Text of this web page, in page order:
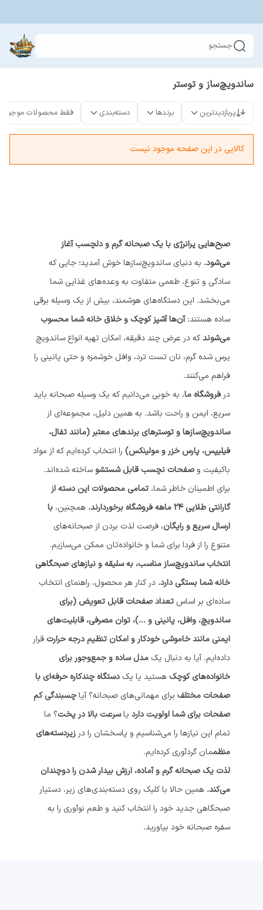
جستجو
ساندویچ‌ساز و توستر
پربازدیدترین برندها دسته‌بندی فقط محصولات موجود
کالایی در این صفحه موجود نیست
صبح‌هایی پرانرژی با یک صبحانه گرم و دلچسب آغاز
می‌شود. به دنیای ساندویچ‌سازها خوش آمدید؛ جایی که
سادگی و تنوع، طعمی متفاوت به وعده‌های غذایی شما
می‌بخشد. این دستگاه‌های هوشمند، بیش از یک وسیله برقی
ساده هستند:آن‌ها آشپز کوچک و خلاق خانه شما محسوب
می‌شوندکه در عرض چند دقیقه، امکان تهیه انواع ساندویچ
پرس شده گرم، نان تست ترد، وافل خوشمزه و حتی پانینی را
فراهم می‌کنند.
درفروشگاه ما، به خوبی می‌دانیم که یک وسیله صبحانه باید
سریع، ایمن و راحت باشد. به همین دلیل، مجموعه‌ای از
ساندویچ‌سازها و توسترهای برندهای معتبر (مانند تفال،
فیلیپس، پارس خزر و مولینکس) را انتخاب کرده‌ایم که از مواد
باکیفیت و صفحات نچسب قابل شستشو ساخته شده‌اند.
برای اطمینان خاطر شما، تمامی محصولات این دسته از
گارانتی طلایی ۲۴ ماهه فروشگاه برخوردارند.
همچنین، با
ارسال سریع و رایگان، فرصت لذت بردن از صبحانه‌های
متنوع را از فردا برای شما و خانواده‌تان ممکن می‌سازیم.
انتخاب ساندویچ‌ساز مناسب، به سلیقه و نیازهای صبحگاهی
خانه شما بستگی دارد. در کنار هر محصول، راهنمای انتخاب
ساده‌ای بر اساس تعداد صفحات قابل تعویض (برای
ساندویچ، وافل، پانینی و ...)، توان مصرفی، قابلیت‌های
ایمنی مانند خاموشی خودکار و امکان تنظیم درجه حرارت قرار
داده‌ایم. آیا به دنبال یک مدل ساده و جمع‌وجور برای
خانواده‌های کوچک هستید یا یک دستگاه چندکاره حرفه‌ای با
صفحات مختلف برای مهمانی‌های صبحانه؟ آیاچسبندگی کم
صفحات برای شما اولویت دارد یاسرعت بالا در پخت؟ ما
تمام این نیازها را می‌شناسیم و پاسخشان را در زیردسته‌های
منظممان گردآوری کرده‌ایم.
لذت یک صبحانه گرم و آماده، ارزش بیدار شدن را دوچندان
می‌کند. همین حالا با کلیک روی دسته‌بندی‌های زیر، دستیار
صبحگاهی جدید خود را انتخاب کنید و طعم نوآوری را به
سفره صبحانه خود بیاورید.